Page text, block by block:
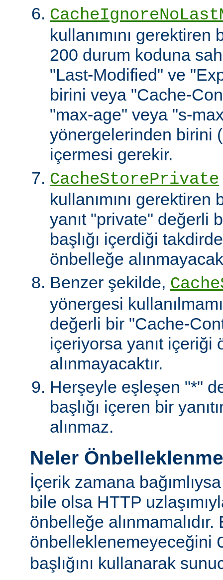
kullanımını gerektiren
200 durum koduna
"Last-Modified" ve
birini veya "Cache-
"max-age" veya "s-
yönergelerinden birini
içermesi gerekir.
CacheStorePrivate
kullanımını gerektiren
yanıt "private" değerli
başlığı içerdiği
önbelleğe
Benzer şekilde,
yönergesi
değerli bir "Cache-
içeriyorsa yanıt içeriği
alınmayacaktır.
Herşeyle eşleşen "*"
başlığı içeren bir
alınmaz.
Neler
İçerik zamana
bile olsa HTTP
önbelleğe
önbelleklenemeyeceğini
başlığını kullanarak